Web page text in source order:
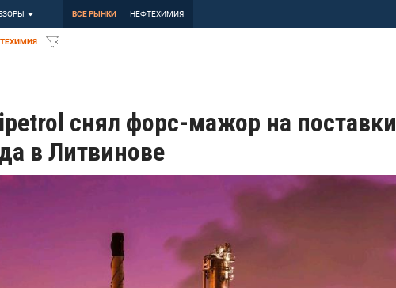
ВСЕ РЫНКИ НЕФТЕХИМИЯ
снял форс-мажор на поставки
в Литвинове